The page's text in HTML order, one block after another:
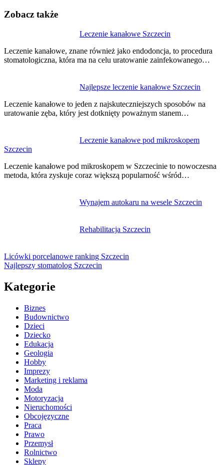
Zobacz także
Leczenie kanałowe Szczecin
Leczenie kanałowe, znane również jako endodoncja, to procedura
stomatologiczna, która ma na celu uratowanie zainfekowanego…
Najlepsze leczenie kanałowe Szczecin
Leczenie kanałowe to jeden z najskuteczniejszych sposobów na
uratowanie zęba, który jest dotknięty poważnym stanem…
Leczenie kanałowe pod mikroskopem
Szczecin
Leczenie kanałowe pod mikroskopem w Szczecinie to nowoczesna
metoda, która zyskuje coraz większą popularność wśród…
Wynajem autokaru na wesele Szczecin
Rehabilitacja Szczecin
wpisu
Licówki porcelanowe ranking Szczecin
Najlepszy stomatolog Szczecin
Kategorie
Biznes
Budownictwo
Dzieci
Dziecko
Edukacja
Geologia
Hobby
Imprezy
Marketing i reklama
Moda
Motoryzacja
Nieruchomości
Obcojęzyczne
Praca
Prawo
Przemysł
Rolnictwo
Sklepy